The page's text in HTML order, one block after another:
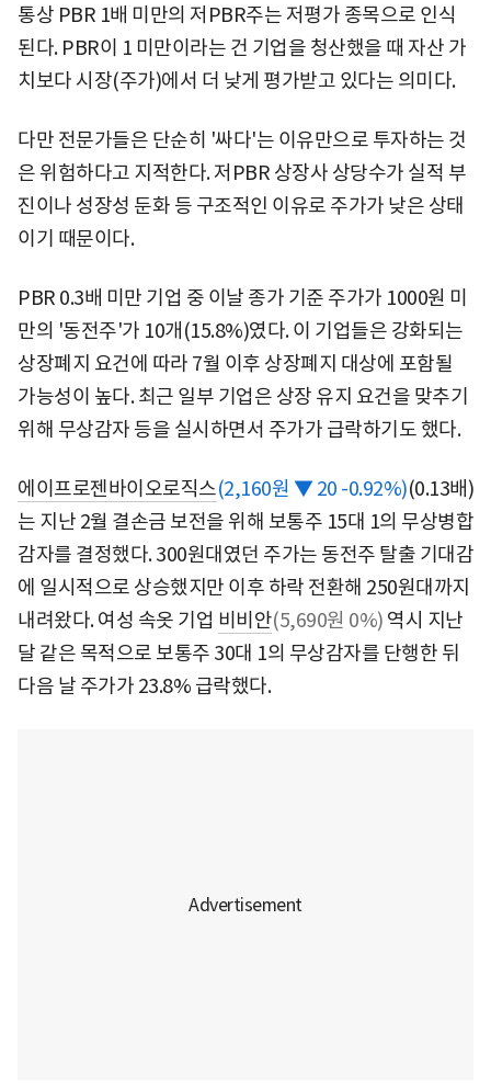
통상 PBR 1배 미만의 저PBR주는 저평가 종목으로 인식
된다. PBR이 1 미만이라는 건 기업을 청산했을 때 자산 가
치보다 시장(주가)에서 더 낮게 평가받고 있다는 의미다.
다만 전문가들은 단순히 '싸다'는 이유만으로 투자하는 것
은 위험하다고 지적한다. 저PBR 상장사 상당수가 실적 부
진이나 성장성 둔화 등 구조적인 이유로 주가가 낮은 상태
이기 때문이다.
PBR 0.3배 미만 기업 중 이날 종가 기준 주가가 1000원 미
만의 '동전주'가 10개(15.8%)였다. 이 기업들은 강화되는
상장폐지 요건에 따라 7월 이후 상장폐지 대상에 포함될
가능성이 높다. 최근 일부 기업은 상장 유지 요건을 맞추기
위해 무상감자 등을 실시하면서 주가가 급락하기도 했다.
에이프로젠바이오로직스(2,160원 ▼ 20 -0.92%)(0.13배)
는 지난 2월 결손금 보전을 위해 보통주 15대 1의 무상병합
감자를 결정했다. 300원대였던 주가는 동전주 탈출 기대감
에 일시적으로 상승했지만 이후 하락 전환해 250원대까지
내려왔다. 여성 속옷 기업 비비안(5,690원 0%) 역시 지난
달 같은 목적으로 보통주 30대 1의 무상감자를 단행한 뒤
다음 날 주가가 23.8% 급락했다.